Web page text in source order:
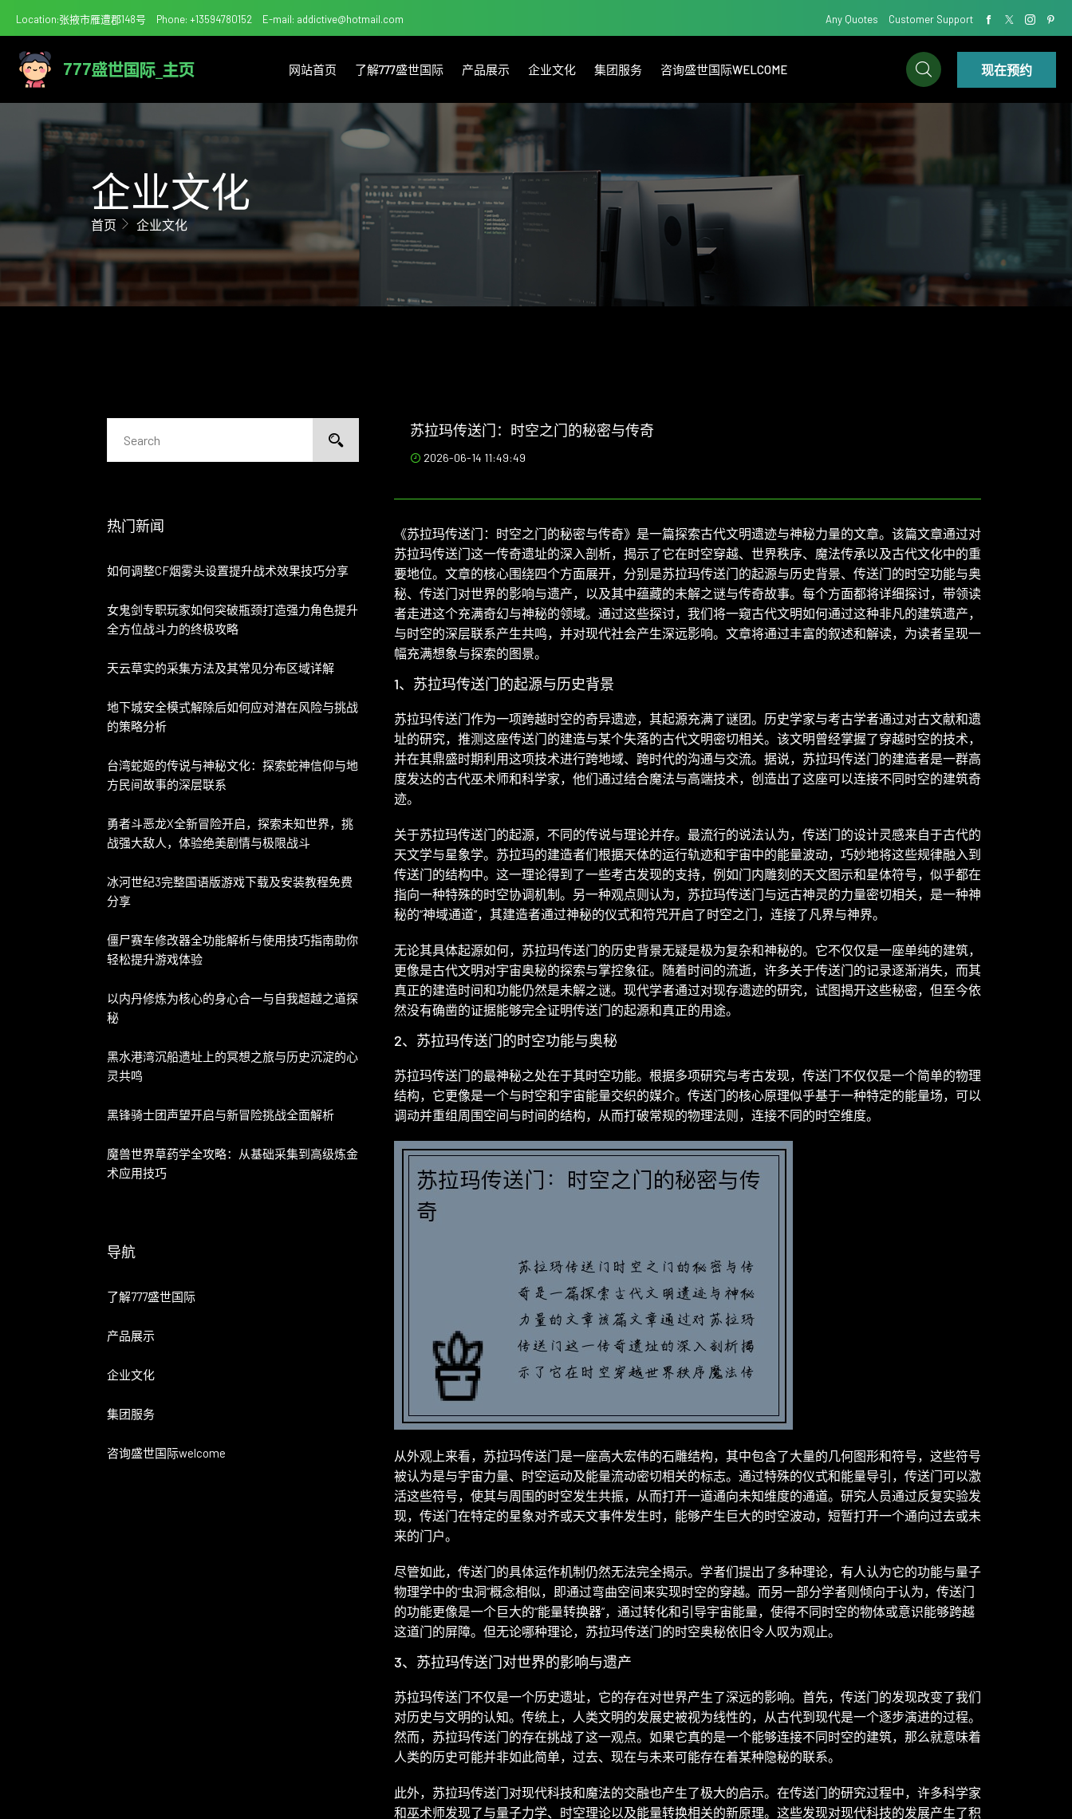
Location:张掖市雁遭郡148号 Phone: +13594780152 E-mail: addictive@hotmail.com Any Quotes Customer Support
网站首页 了解777盛世国际 产品展示 企业文化 集团服务 咨询盛世国际WELCOME 现在预约
企业文化
首页 企业文化
热门新闻
如何调整CF烟雾头设置提升战术效果技巧分享
女鬼剑专职玩家如何突破瓶颈打造强力角色提升
全方位战斗力的终极攻略
天云草实的采集方法及其常见分布区域详解
地下城安全模式解除后如何应对潜在风险与挑战
的策略分析
台湾蛇姬的传说与神秘文化：探索蛇神信仰与地
方民间故事的深层联系
勇者斗恶龙X全新冒险开启，探索未知世界，挑
战强大敌人，体验绝美剧情与极限战斗
冰河世纪3完整国语版游戏下载及安装教程免费
分享
僵尸赛车修改器全功能解析与使用技巧指南助你
轻松提升游戏体验
以内丹修炼为核心的身心合一与自我超越之道探
秘
黑水港湾沉船遗址上的冥想之旅与历史沉淀的心
灵共鸣
黑锋骑士团声望开启与新冒险挑战全面解析
魔兽世界草药学全攻略：从基础采集到高级炼金
术应用技巧
导航
了解777盛世国际
产品展示
企业文化
集团服务
咨询盛世国际welcome
苏拉玛传送门：时空之门的秘密与传奇
2026-06-14 11:49:49
《苏拉玛传送门：时空之门的秘密与传奇》是一篇探索古代文明遗迹与神秘力量的文章。该篇文章通过对
苏拉玛传送门这一传奇遗址的深入剖析，揭示了它在时空穿越、世界秩序、魔法传承以及古代文化中的重
要地位。文章的核心围绕四个方面展开，分别是苏拉玛传送门的起源与历史背景、传送门的时空功能与奥
秘、传送门对世界的影响与遗产，以及其中蕴藏的未解之谜与传奇故事。每个方面都将详细探讨，带领读
者走进这个充满奇幻与神秘的领域。通过这些探讨，我们将一窥古代文明如何通过这种非凡的建筑遗产，
与时空的深层联系产生共鸣，并对现代社会产生深远影响。文章将通过丰富的叙述和解读，为读者呈现一
幅充满想象与探索的图景。
1、苏拉玛传送门的起源与历史背景
苏拉玛传送门作为一项跨越时空的奇异遗迹，其起源充满了谜团。历史学家与考古学者通过对古文献和遗
址的研究，推测这座传送门的建造与某个失落的古代文明密切相关。该文明曾经掌握了穿越时空的技术，
并在其鼎盛时期利用这项技术进行跨地域、跨时代的沟通与交流。据说，苏拉玛传送门的建造者是一群高
度发达的古代巫术师和科学家，他们通过结合魔法与高端技术，创造出了这座可以连接不同时空的建筑奇
迹。
关于苏拉玛传送门的起源，不同的传说与理论并存。最流行的说法认为，传送门的设计灵感来自于古代的
天文学与星象学。苏拉玛的建造者们根据天体的运行轨迹和宇宙中的能量波动，巧妙地将这些规律融入到
传送门的结构中。这一理论得到了一些考古发现的支持，例如门内雕刻的天文图示和星体符号，似乎都在
指向一种特殊的时空协调机制。另一种观点则认为，苏拉玛传送门与远古神灵的力量密切相关，是一种神
秘的“神域通道”，其建造者通过神秘的仪式和符咒开启了时空之门，连接了凡界与神界。
无论其具体起源如何，苏拉玛传送门的历史背景无疑是极为复杂和神秘的。它不仅仅是一座单纯的建筑，
更像是古代文明对宇宙奥秘的探索与掌控象征。随着时间的流逝，许多关于传送门的记录逐渐消失，而其
真正的建造时间和功能仍然是未解之谜。现代学者通过对现存遗迹的研究，试图揭开这些秘密，但至今依
然没有确凿的证据能够完全证明传送门的起源和真正的用途。
2、苏拉玛传送门的时空功能与奥秘
苏拉玛传送门的最神秘之处在于其时空功能。根据多项研究与考古发现，传送门不仅仅是一个简单的物理
结构，它更像是一个与时空和宇宙能量交织的媒介。传送门的核心原理似乎基于一种特定的能量场，可以
调动并重组周围空间与时间的结构，从而打破常规的物理法则，连接不同的时空维度。
从外观上来看，苏拉玛传送门是一座高大宏伟的石雕结构，其中包含了大量的几何图形和符号，这些符号
被认为是与宇宙力量、时空运动及能量流动密切相关的标志。通过特殊的仪式和能量导引，传送门可以激
活这些符号，使其与周围的时空发生共振，从而打开一道通向未知维度的通道。研究人员通过反复实验发
现，传送门在特定的星象对齐或天文事件发生时，能够产生巨大的时空波动，短暂打开一个通向过去或未
来的门户。
尽管如此，传送门的具体运作机制仍然无法完全揭示。学者们提出了多种理论，有人认为它的功能与量子
物理学中的“虫洞”概念相似，即通过弯曲空间来实现时空的穿越。而另一部分学者则倾向于认为，传送门
的功能更像是一个巨大的“能量转换器”，通过转化和引导宇宙能量，使得不同时空的物体或意识能够跨越
这道门的屏障。但无论哪种理论，苏拉玛传送门的时空奥秘依旧令人叹为观止。
3、苏拉玛传送门对世界的影响与遗产
苏拉玛传送门不仅是一个历史遗址，它的存在对世界产生了深远的影响。首先，传送门的发现改变了我们
对历史与文明的认知。传统上，人类文明的发展史被视为线性的，从古代到现代是一个逐步演进的过程。
然而，苏拉玛传送门的存在挑战了这一观点。如果它真的是一个能够连接不同时空的建筑，那么就意味着
人类的历史可能并非如此简单，过去、现在与未来可能存在着某种隐秘的联系。
此外，苏拉玛传送门对现代科技和魔法的交融也产生了极大的启示。在传送门的研究过程中，许多科学家
和巫术师发现了与量子力学、时空理论以及能量转换相关的新原理。这些发现对现代科技的发展产生了积